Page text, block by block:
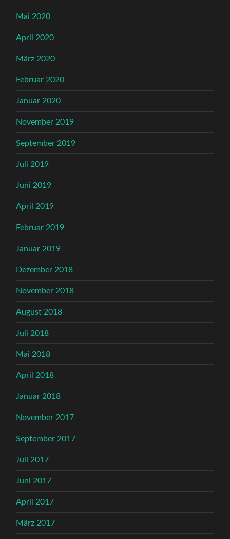
Mai 2020
April 2020
März 2020
Februar 2020
Januar 2020
November 2019
September 2019
Juli 2019
Juni 2019
April 2019
Februar 2019
Januar 2019
Dezember 2018
November 2018
August 2018
Juli 2018
Mai 2018
April 2018
Januar 2018
November 2017
September 2017
Juli 2017
Juni 2017
April 2017
März 2017